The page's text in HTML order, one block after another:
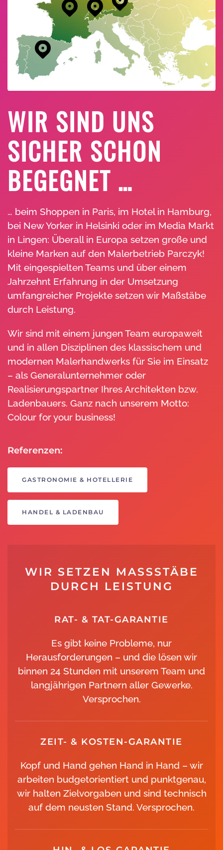
WIR SIND UNS
SICHER SCHON
BEGEGNET …
… beim Shoppen in Paris, im Hotel in Hamburg,
bei New Yorker in Helsinki oder im Media Markt
in Lingen: Überall in Europa setzen große und
kleine Marken auf den Malerbetrieb Parczyk!
Mit eingespielten Teams und über einem
Jahrzehnt Erfahrung in der Umsetzung
umfangreicher Projekte setzen wir Maßstäbe
durch Leistung.
Wir sind mit einem jungen Team europaweit
und in allen Disziplinen des klassischem und
modernen Malerhandwerks für Sie im Einsatz
– als Generalunternehmer oder
Realisierungspartner Ihres Architekten bzw.
Ladenbauers. Ganz nach unserem Motto:
Colour for your business!
Referenzen:
GASTRONOMIE & HOTELLERIE
HANDEL & LADENBAU
WIR SETZEN MASSSTÄBE D
URCH LEISTUNG
RAT- & TAT-GARANTIE
Es gibt keine Probleme, nur
Herausforderungen – und die lösen wir
binnen 24 Stunden mit unserem Team und
langjährigen Partnern aller Gewerke.
Versprochen.
ZEIT- & KOSTEN-GARANTIE
Kopf und Hand gehen Hand in Hand – wir
arbeiten budgetorientiert und punktgenau,
wir halten Zielvorgaben und sind technisch
auf dem neusten Stand. Versprochen.